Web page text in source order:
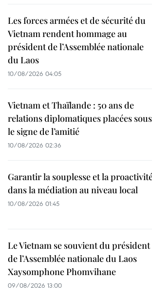
Les forces armées et de sécurité du
Vietnam rendent hommage au
président de l’Assemblée nationale
du Laos
10/08/2026 04:05
Vietnam et Thaïlande : 50 ans de
relations diplomatiques placées sous
le signe de l’amitié
10/08/2026 02:36
Garantir la souplesse et la
dans la médiation au niveau local
10/08/2026 01:45
Le Vietnam se souvient du président
de l’Assemblée nationale du Laos
Xaysomphone Phomvihane
09/08/2026 13:00